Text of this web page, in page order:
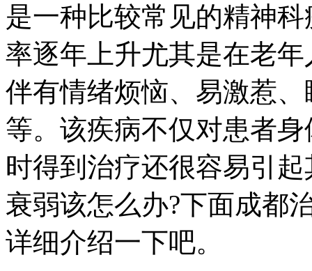
是一种比较常见的精神
率逐年上升尤其是在老
伴有情绪烦恼、易激惹
等。该疾病不仅对患者
时得到治疗还很容易引
衰弱该怎么办?下面成都
详细介绍一下吧。